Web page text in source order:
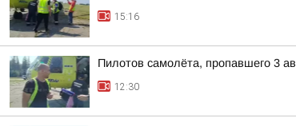
15:16
Пилотов самолёта, пропавшего 3
12:30